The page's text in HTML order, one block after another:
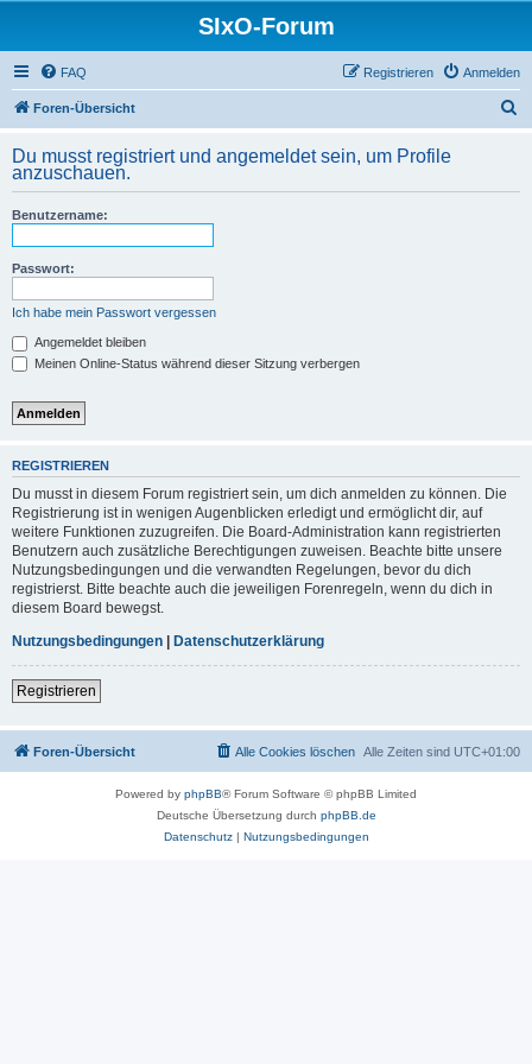
SIxO-Forum
FAQ Anmelden
Registrieren
Foren-Übersicht
h
Du musst registriert und angemeldet sein, um Profile
anzuschauen.
Benutzername:
Passwort:
Ich habe mein Passwort vergessen
Angemeldet bleiben
Meinen Online-Status während dieser Sitzung verbergen
REGISTRIEREN
Du musst in diesem Forum registriert sein, um dich anmelden zu können. Die
Registrierung ist in wenigen Augenblicken erledigt und ermöglicht dir, auf
weitere Funktionen zuzugreifen. Die Board-Administration kann registrierten
Benutzern auch zusätzliche Berechtigungen zuweisen. Beachte bitte unsere
Nutzungsbedingungen und die verwandten Regelungen, bevor du dich
registrierst. Bitte beachte auch die jeweiligen Forenregeln, wenn du dich in
diesem Board bewegst.
Nutzungsbedingungen | Datenschutzerklärung
Registrieren
Foren-Übersicht Alle Zeiten sind UTC+01:00
Alle Cookies löschen
Powered by phpBB® Forum Software © phpBB Limited
Deutsche Übersetzung durch phpBB.de
Datenschutz| Nutzungsbedingungen